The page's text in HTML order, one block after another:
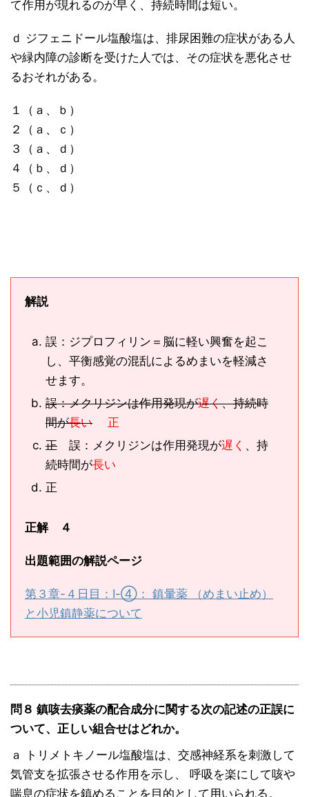
て作用が現れるのが早く、持続時間は短い。
ｄ ジフェニドール塩酸塩は、排尿困難の症状がある人
や緑内障の診断を受けた人では、その症状を悪化させ
るおそれがある。
１（ａ、ｂ）
２（ａ、ｃ）
３（ａ、ｄ）
４（ｂ、ｄ）
５（ｃ、ｄ）
解説
誤：ジプロフィリン＝脳に軽い興奮を起こ
し、平衡感覚の混乱によるめまいを軽減さ
せます。
誤：メクリジンは作用発現が遅く、持続時
間が長い
正
正 誤：メクリジンは作用発現が遅く 、持
続時間が長い
正
正解 ４
出題範囲の解説ページ
第３章-４日目：Ⅰ-④： 鎮暈薬 （めまい止め）
と小児鎮静薬について
問８ 鎮咳去痰薬の配合成分に関する次の記述の正誤に
ついて、正しい組合せはどれか。
ａ トリメトキノール塩酸塩は、交感神経系を刺激して
気管支を拡張させる作用を示し、 呼吸を楽にして咳や
喘息の症状を鎮めることを目的として用いられる。